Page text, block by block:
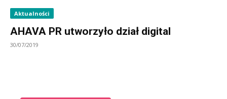
Aktualności
AHAVA PR utworzyło dział digital
30/07/2019